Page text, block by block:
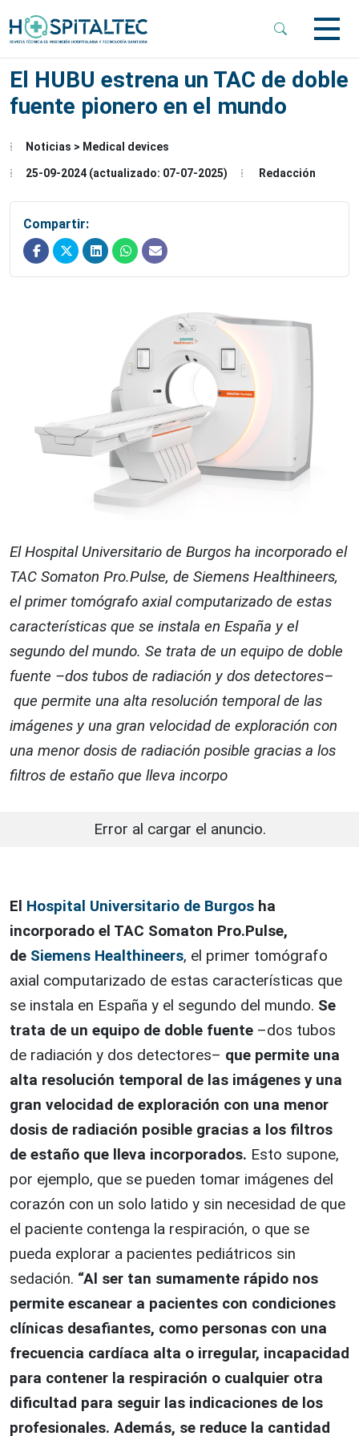
Menu
Menu
El HUBU estrena un TAC de doble
fuente pionero en el mundo
Noticias > Medical devices
25-09-2024 (actualizado: 07-07-2025) Redacción
Compartir:
El Hospital Universitario de Burgos ha incorporado el
TAC Somaton Pro.Pulse, de Siemens Healthineers,
el primer tomógrafo axial computarizado de estas
características que se instala en España y el
segundo del mundo. Se trata de un equipo de doble
fuente –dos tubos de radiación y dos detectores–
que permite una alta resolución temporal de las
imágenes y una gran velocidad de exploración con
una menor dosis de radiación posible gracias a los
filtros de estaño que lleva incorpo
Error al cargar el anuncio.
El Hospital Universitario de Burgos ha
incorporado el TAC Somaton Pro.Pulse,
de Siemens Healthineers, el primer tomógrafo
axial computarizado de estas características que
se instala en España y el segundo del mundo. Se
trata de un equipo de doble fuente –dos tubos
de radiación y dos detectores– que permite una
alta resolución temporal de las imágenes y una
gran velocidad de exploración con una menor
dosis de radiación posible gracias a los filtros
de estaño que lleva incorporados. Esto supone,
por ejemplo, que se pueden tomar imágenes del
corazón con un solo latido y sin necesidad de que
el paciente contenga la respiración, o que se
pueda explorar a pacientes pediátricos sin
sedación. “Al ser tan sumamente rápido nos
permite escanear a pacientes con condiciones
clínicas desafiantes, como personas con una
frecuencia cardíaca alta o irregular, incapacidad
para contener la respiración o cualquier otra
dificultad para seguir las indicaciones de los
profesionales. Además, se reduce la cantidad